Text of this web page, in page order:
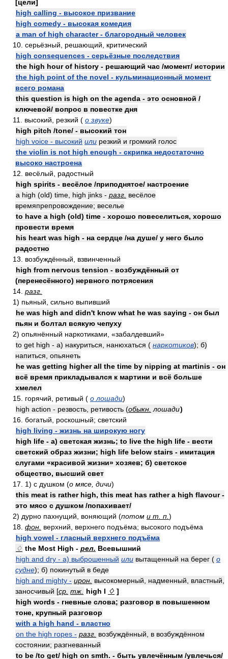
[цели]
high calling - высокое призвание
high comedy - высокая комедия
a man of high character - благородный человек
10. серьёзный, решающий, критический
high consequences - серьёзные последствия
the high hour of history - решающий час /момент/ истории
the high point of the novel - кульминационный момент
всего романа
this question is high on the agenda - это основной /
ключевой/ вопрос в повестке дня
11. высокий, резкий ( о звуке)
high pitch /tone/ - высокий тон
high voice - высокий или резкий и громкий голос
the violin is not high enough - скрипка недостаточно
высоко настроена
12. весёлый, радостный
high spirits - весёлое /приподнятое/ настроение
a high (old) time, high jinks - разг. весёлое
времяпрепровождение; веселье
to have a high (old) time - хорошо повеселиться, хорошо
провести время
his heart was high - на сердце /на душе/ у него было
радостно
13. возбуждённый, взвинченный
high from nervous tension - возбуждённый от
(перенесённого) нервного потрясения
14. разг.
1) пьяный, сильно выпивший
he was high and didn't know what he was saying - он был
пьян и болтал всякую чепуху
2) опьянённый наркотиками, «забалдевший»
to get high - а) накуриться, нанюхаться ( наркотиков); б)
напиться, опьянеть
he was getting higher all the time by nipping at martinis - он
всё время прикладывался к мартини и всё больше
хмелел
15. горячий, ретивый ( о лошади)
high action - резвость, ретивость (обыкн. лошади)
16. богатый, роскошный; светский
high living - жизнь на широкую ногу
high life - а) светская жизнь; to live the high life - вести
светский образ жизни; high life below stairs - имитация
слугами «красивой жизни» хозяев; б) светское
общество, высший свет
17. 1) с душком (о мясе, дичи)
this meat is rather high, this meat has rather a high flavour -
это мясо с душком /попахивает/
2) дурно пахнущий, воняющий (потом и т. п. )
18. фон. верхний, верхнего подъёма; высокого подъёма
high vowel - гласный верхнего подъёма
♢ the Most High - рел. Всевышний
high and dry - а) выброшенный или вытащенный на берег ( о
судне); б) покинутый в беде
high and mighty - ирон. высокомерный, надменный, властный,
заносчивый [ср. тж. high I ♢ ]
high words - гневные слова; разговор в повышенном
тоне, крупный разговор
with a high hand - властно
on the high ropes - разг. возбуждённый, в возбуждённом
состоянии; разгневанный
to be /to get/ high on smth. - быть увлечённым /увлечься/